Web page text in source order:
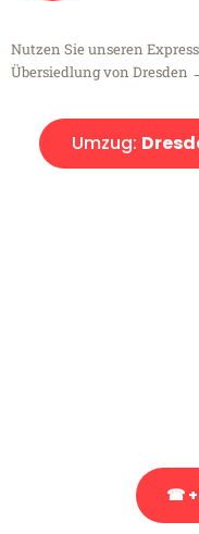
Nutzen Sie unseren
Übersiedlung von Dresden
Umzug:
☎